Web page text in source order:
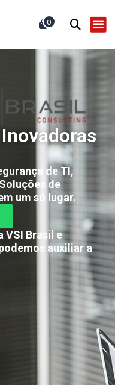
0
de TI,
de
um só lugar.
VSI Brasil e
auxiliar a